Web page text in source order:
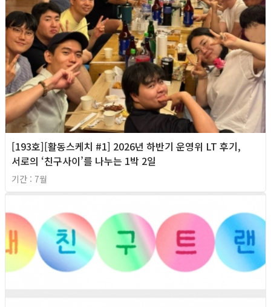
[193호][활동스케치 #1] 2026년 하반기 운영위 LT 후기,
서로의 ‘친구사이’를 나누는 1박 2일
기간 : 7월